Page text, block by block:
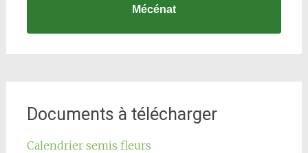
Mécénat
Documents à télécharger
Calendrier semis fleurs